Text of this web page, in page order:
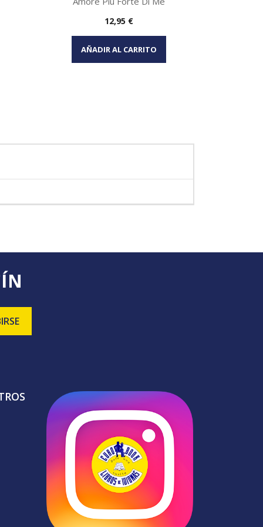
Vista rápida
Precio
12,95 €
AÑADIR AL CARRITO